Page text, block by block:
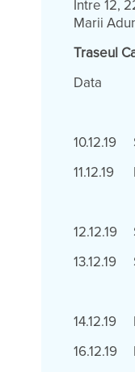
Între 12,
Marii
Traseul
Data
10.12.19
11.12.19
12.12.19
13.12.19
14.12.19
16.12.19